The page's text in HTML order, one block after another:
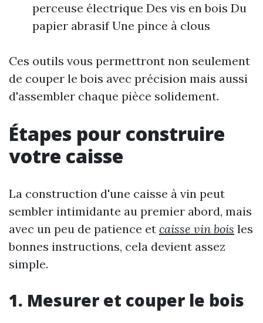
perceuse électrique Des vis en bois Du
papier abrasif Une pince à clous
Ces outils vous permettront non seulement
de couper le bois avec précision mais aussi
d'assembler chaque pièce solidement.
Étapes pour construire
votre caisse
La construction d'une caisse à vin peut
sembler intimidante au premier abord, mais
avec un peu de patience et caisse vin bois les
bonnes instructions, cela devient assez
simple.
1. Mesurer et couper le bois